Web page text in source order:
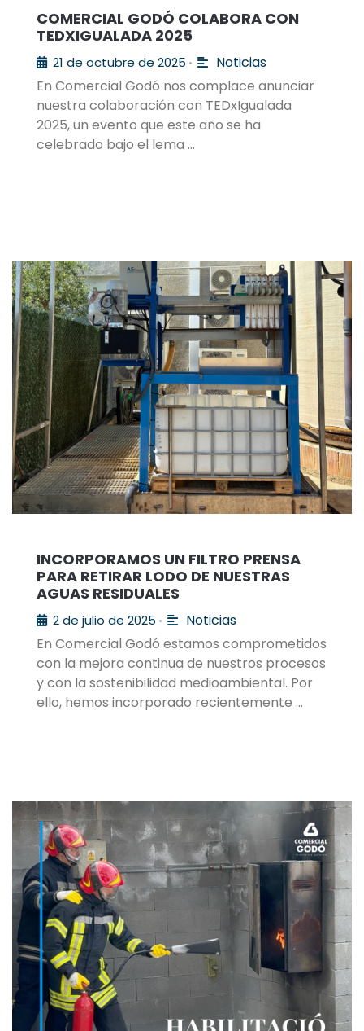
COMERCIAL GODÓ COLABORA CON
TEDXIGUALADA 2025
21 de octubre de 2025 •
Noticias
En Comercial Godó nos complace anunciar
nuestra colaboración con TEDxIgualada
2025, un evento que este año se ha
celebrado bajo el lema …
INCORPORAMOS UN FILTRO PRENSA
PARA RETIRAR LODO DE NUESTRAS
AGUAS RESIDUALES
2 de julio de 2025 •
Noticias
En Comercial Godó estamos comprometidos
con la mejora continua de nuestros procesos
y con la sostenibilidad medioambiental. Por
ello, hemos incorporado recientemente …